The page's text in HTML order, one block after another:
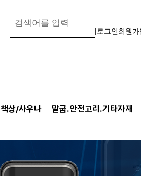
찾기 로그인회원가
책상/사우나 말굽.안전고리.기타자재